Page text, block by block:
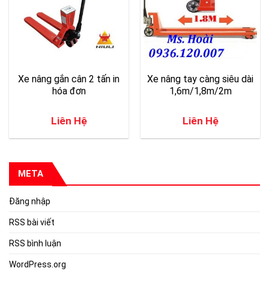
Xe nâng gắn cân 2 tấn in
hóa đơn
Liên Hệ
Xe nâng tay càng siêu dài
1,6m/1,8m/2m
Liên Hệ
META
Đăng nhập
RSS bài viết
RSS bình luận
WordPress.org